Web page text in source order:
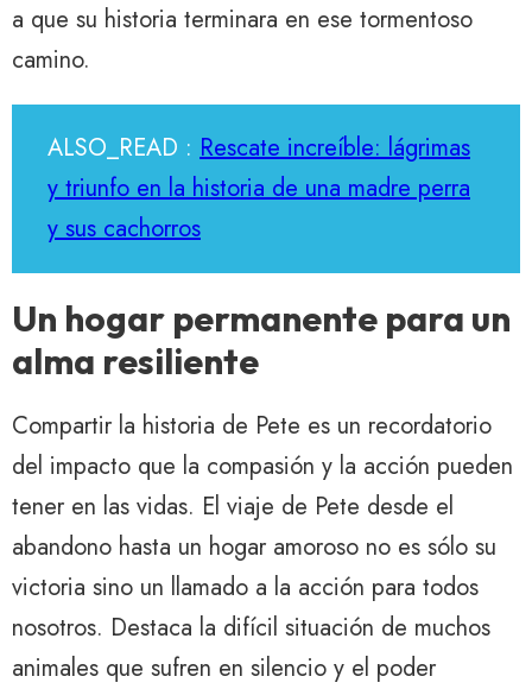
a que su historia terminara en ese tormentoso
camino.
ALSO_READ : Rescate increíble: lágrimas
y triunfo en la historia de una madre perra
y sus cachorros
Un hogar permanente para un
alma resiliente
Compartir la historia de Pete es un recordatorio
del impacto que la compasión y la acción pueden
tener en las vidas. El viaje de Pete desde el
abandono hasta un hogar amoroso no es sólo su
victoria sino un llamado a la acción para todos
nosotros. Destaca la difícil situación de muchos
animales que sufren en silencio y el poder